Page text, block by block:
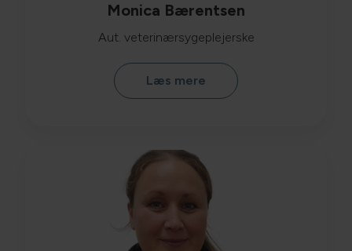
Monica Bærentsen
Aut. veterinærsygeplejerske
Læs mere